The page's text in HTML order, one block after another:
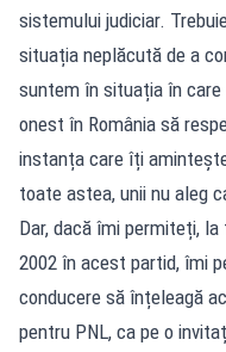
sistemului judiciar.
situația neplăcută de a
suntem în situația în
onest în România să
instanța care îți
toate astea, unii nu aleg
Dar, dacă îmi permiteți,
2002 în acest partid, îmi
conducere să înțeleagă
pentru PNL, ca pe o